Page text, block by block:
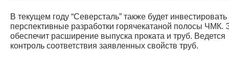
В текущем году “Северсталь” также будет
перспективные разработки горячекатаной полосы ЧМК.
обеспечит расширение выпуска проката и труб. Ведется
контроль соответствия заявленных свойств труб.